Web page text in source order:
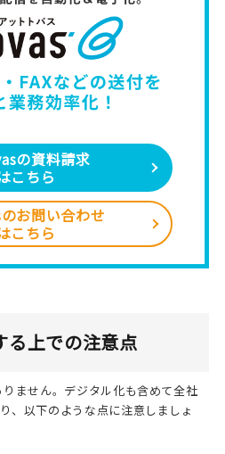
の資料請求
こちら
お問い合わせ
こちら
る上での注意点
ません。デジタル化も含めて全社
、以下のような点に注意しましょ